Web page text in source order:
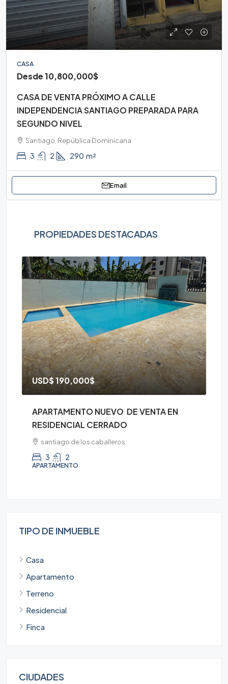
CASA
Desde10,800,000$
CASA DE VENTA PRÓXIMO A CALLE
INDEPENDENCIA SANTIAGO PREPARADA PARA
SEGUNDO NIVEL
Santiago, República Dominicana
3 2 290 m²
Email
PROPIEDADES DESTACADAS
USD$190,000$
APARTAMENTO NUEVO DE VENTA EN
RESIDENCIAL CERRADO
santiago de los caballeros
3 2
APARTAMENTO
TIPO DE INMUEBLE
Casa
Apartamento
Terreno
Residencial
Finca
CIUDADES